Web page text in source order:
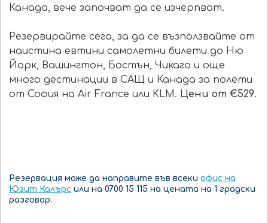
Канада, вече започват да се изчерпват.
Резервирайте сега, за да се възползвайте от
наистина евтини самолетни билети до Ню
Йорк, Вашингтон, Бостън, Чикаго и още
много дестинации в САЩ и Канада за полети
от София на Air France или KLM. Цени от €529.
Резервация може да направите във всеки офис на
Юзит Калърс или на 0700 15 115 на цената на 1 градски
разговор.